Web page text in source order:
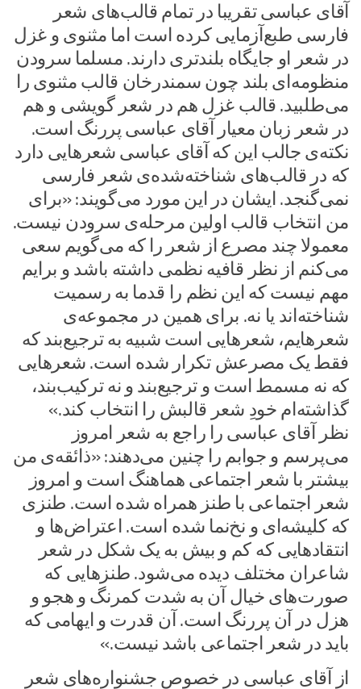
آقای عباسی تقریبا در تمام قالب‌های شعر
فارسی طبع‌آزمایی کرده است اما مثنوی و غزل
در شعر او جایگاه بلندتری دارند. مسلما سرودن
منظومه‌ای بلند چون سمندرخان قالب مثنوی را
می‌طلبید. قالب غزل هم در شعر گویشی و هم
در شعر زبان معیار آقای عباسی پررنگ است.
نکته‌ی جالب این که آقای عباسی شعرهایی دارد
که در قالب‌های شناخته‌شده‌ی شعر فارسی
نمی‌گنجد. ایشان در این مورد می‌گویند: «برای
من انتخاب قالب اولین مرحله‌ی سرودن نیست.
معمولا چند مصرع از شعر را که می‌گویم سعی
می‌کنم از نظر قافیه نظمی داشته باشد و برایم
مهم نیست که این نظم را قدما به رسمیت
شناخته‌اند یا نه. برای همین در مجموعه‌ی
شعرهایم، شعرهایی است شبیه به ترجیع‌بند که
فقط یک مصرعش تکرار شده است. شعرهایی
که نه مسمط است و ترجیع‌بند و نه ترکیب‌بند،
گذاشته‌ام خودِ شعر قالبش را انتخاب کند.»
نظر آقای عباسی را راجع به شعر امروز
می‌پرسم و جوابم را چنین می‌دهند: «ذائقه‌ی من
بیشتر با شعر اجتماعی هماهنگ است و امروز
شعر اجتماعی با طنز همراه شده است. طنزی
که کلیشه‌ای و نخ‌نما شده است. اعتراض‌ها و
انتقادهایی که کم و بیش به یک شکل در شعر
شاعران مختلف دیده می‌شود. طنزهایی که
صورت‌های خیال آن به شدت کمرنگ و هجو و
هزل در آن پررنگ است. آن قدرت و ایهامی که
باید در شعر اجتماعی باشد نیست.»
از آقای عباسی در خصوص جشنواره‌های شعر